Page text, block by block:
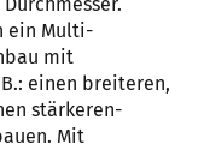
ein Multi-
mit
einen breiteren,
stärkeren-
Mit